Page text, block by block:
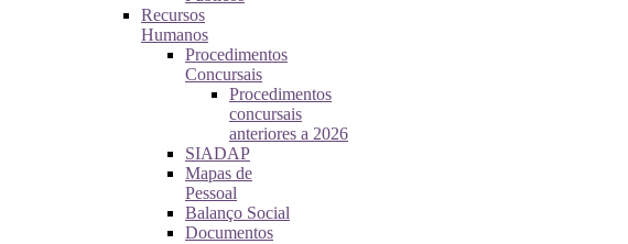
Recursos
Humanos
Procedimentos
Concursais
Procedimentos
concursais
anteriores a 2026
SIADAP
Mapas de
Pessoal
Balanço Social
Documentos